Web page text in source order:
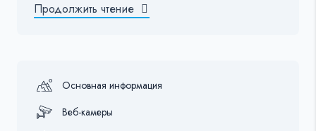
Продолжить чтение
Основная информация
Веб-камеры